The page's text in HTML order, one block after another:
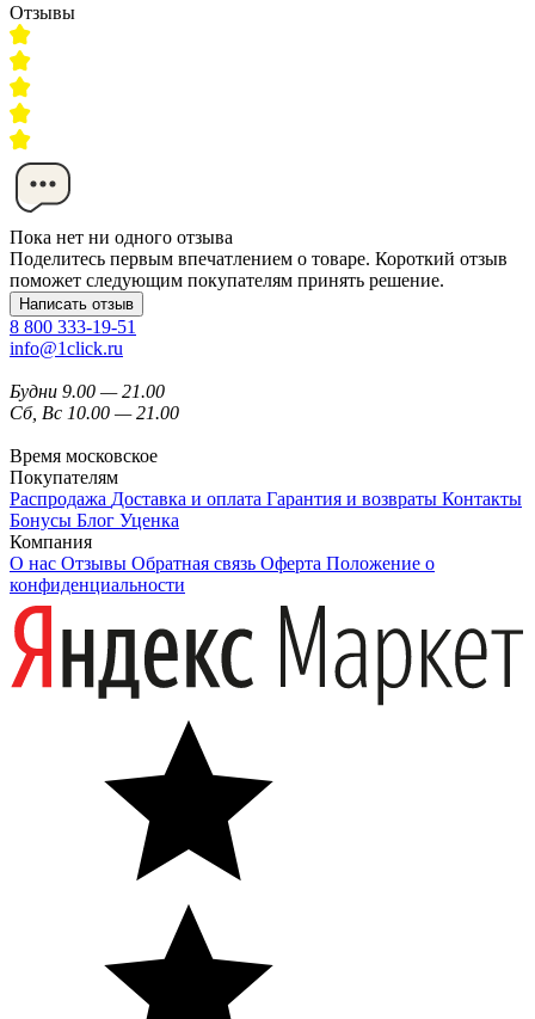
Отзывы
Пока нет ни одного отзыва
Поделитесь первым впечатлением о товаре. Короткий отзыв
поможет следующим покупателям принять решение.
Написать отзыв
8 800 333-19-51
info@1click.ru
Будни 9.00 — 21.00
Сб, Вс 10.00 — 21.00
Время московское
Покупателям
Распродажа Доставка и оплата Гарантия и возвраты Контакты
Бонусы Блог Уценка
Компания
О нас Отзывы Обратная связь Оферта Положение о
конфиденциальности